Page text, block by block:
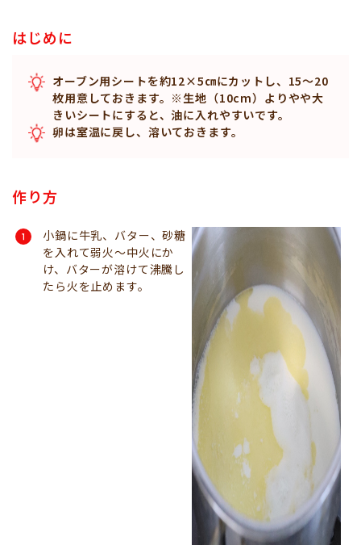
はじめに
オーブン用シートを約12×5㎝にカットし、15～20
枚用意しておきます。※生地（10cm）よりやや大
きいシートにすると、油に入れやすいです。
卵は室温に戻し、溶いておきます。
作り方
小鍋に牛乳、バター、砂糖
を入れて弱火〜中火にか
け、バターが溶けて沸騰し
たら火を止めます。